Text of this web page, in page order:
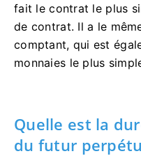
fait le contrat le plus
de contrat. Il a le
comptant, qui est
monnaies le plus
Quelle est la
du futur